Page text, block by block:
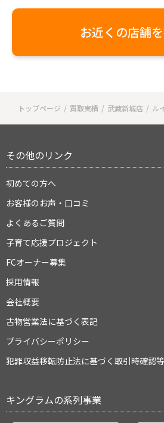
お近くの店舗
トップページ 買取実績 武蔵新城店 ル
その他のリンク
初めての方へ
お客様のお声・口コミ
よくあるご質問
子育て応援プロジェクト
FCオーナー募集
採用情報
会社概要
古物営業法に基づく表記
プライバシーポリシー
犯罪収益移転防止法に基づく取引時確認
キングラムの系列事業